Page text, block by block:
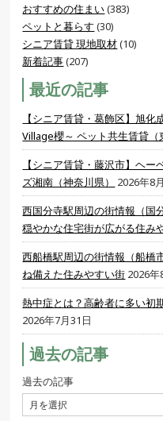
おすすめの住まい(383)
ペットと暮らす (30)
シニア賃貸 現地取材(10)
新着記事(207)
最近の記事
【シニア賃貸・葛飾区】旭
Village櫻～ ペット共生賃貸（
【シニア賃貸・藤沢市】ヘ
ズ湘南（神奈川県）
2026年8
西国分寺駅周辺の街情報（国
穏やかな住宅街が広がる住み
西船橋駅周辺の街情報（船橋
ね備えた住みやすい街 2026年
熱中症とは？高齢者に多い初
2026年7月31日
過去の記事
過去の記事